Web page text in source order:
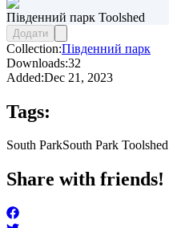
Південний парк Toolshed
Додати
Collection:Південний парк
Downloads:32
Added:Dec 21, 2023
Tags:
South ParkSouth Park Toolshed
Share with friends!